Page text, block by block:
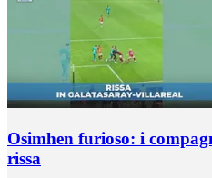
Osimhen furioso: i
rissa